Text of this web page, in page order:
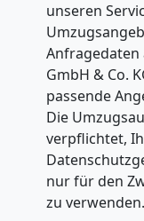
unseren
Anfragedaten
GmbH & Co.
passende
Die
verpflichtet,
nur für den
zu verwenden.
Steyr
Steyr